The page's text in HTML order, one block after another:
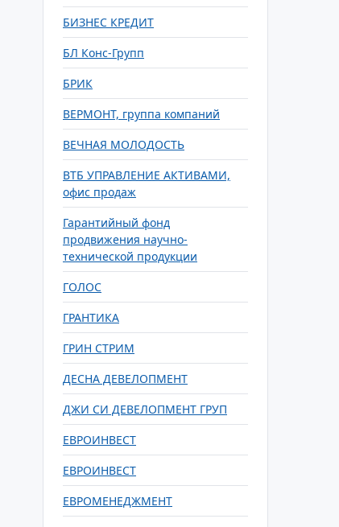
БИЗНЕС КРЕДИТ
БЛ Конс-Групп
БРИК
ВЕРМОНТ, группа компаний
ВЕЧНАЯ МОЛОДОСТЬ
ВТБ УПРАВЛЕНИЕ АКТИВАМИ,
офис продаж
Гарантийный фонд
продвижения научно-
технической продукции
ГОЛОС
ГРАНТИКА
ГРИН СТРИМ
ДЕСНА ДЕВЕЛОПМЕНТ
ДЖИ СИ ДЕВЕЛОПМЕНТ ГРУП
ЕВРОИНВЕСТ
ЕВРОИНВЕСТ
ЕВРОМЕНЕДЖМЕНТ